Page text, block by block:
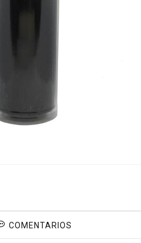
COMENTARIOS